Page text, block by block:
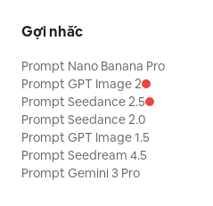
Gợi nhắc
Prompt Nano Banana Pro
Prompt GPT Image 2
Prompt Seedance 2.5
Prompt Seedance 2.0
Prompt GPT Image 1.5
Prompt Seedream 4.5
Prompt Gemini 3 Pro